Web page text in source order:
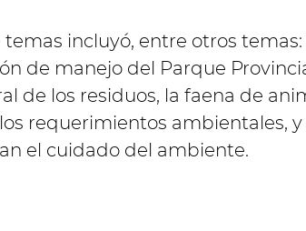
incluyó, entre otros
de manejo del Parque
de los residuos, la faena de
requerimientos ambientales,
el cuidado del ambiente.